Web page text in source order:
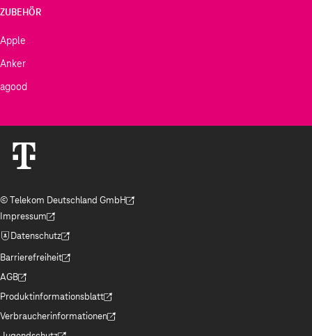
ZUBEHÖR
Apple
Anker
agood
© Telekom Deutschland GmbH
(Der Link wird in einem neuen Tab geöffnet)
Impressum
(Der Link wird in einem neuen Tab geöffnet)
Datenschutz
(Der Link wird in einem neuen Tab geöffnet)
Barrierefreiheit
(Der Link wird in einem neuen Tab geöffnet)
AGB
(Der Link wird in einem neuen Tab geöffnet)
Produktinformationsblatt
(Der Link wird in einem neuen Tab geöffnet)
Verbraucherinformationen
(Der Link wird in einem neuen Tab geöffnet)